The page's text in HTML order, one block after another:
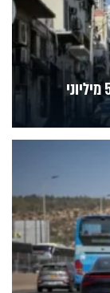
המדינה תובעת מחברת חלמיש החזר של 58 מיליוני